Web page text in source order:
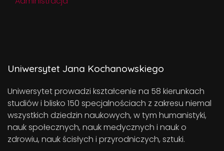
Uniwersytet Jana Kochanowskiego
Uniwersytet prowadzi kształcenie na 58 kierunkach
studiów i blisko 150 specjalnościach z zakresu niemal
wszystkich dziedzin naukowych, w tym humanistyki,
nauk społecznych, nauk medycznych i nauk o
zdrowiu, nauk ścisłych i przyrodniczych, sztuki.